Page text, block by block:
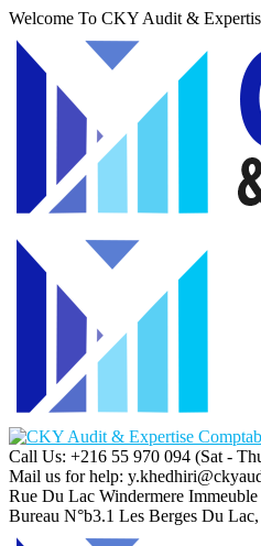
Welcome To CKY Audit &
Call Us: +216 55 970 094 (Sat -
Mail us for help:
Rue Du Lac Windermere
Bureau N°b3.1 Les Berges Du